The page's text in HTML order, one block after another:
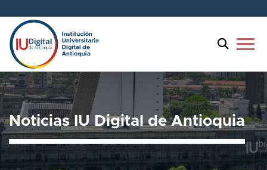
to
One
Accessibility
screen
reader.
To
start
the
All
menu
Noticias IU Digital de Antioquia